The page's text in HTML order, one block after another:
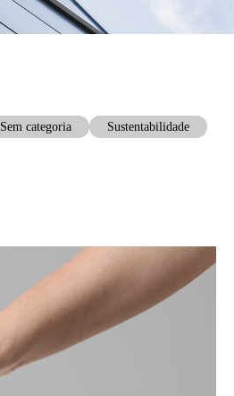
Sem categoria Sustentabilidade